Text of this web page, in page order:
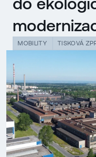
MOBILITY TISKOVÁ